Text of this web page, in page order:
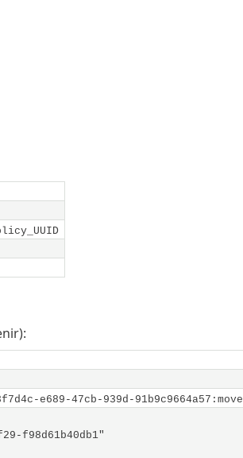
e689-47cb-939d-91b9c9664a57:move
f98d61b40db1"